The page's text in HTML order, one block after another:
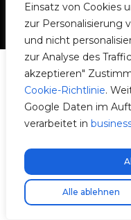
Einsatz von Cookies
zur Personalisierung
und nicht
zur Analyse des
akzeptieren"
Cookie-Richtlinie.
Google Daten im
verarbeitet in
Alle ablehnen